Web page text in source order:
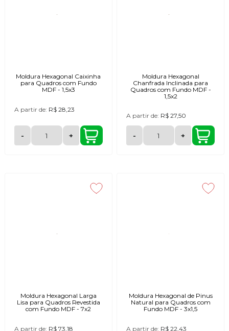
Moldura Hexagonal Caixinha
para Quadros com Fundo
MDF - 1,5x3
A partir de: R$ 28,23
- +
Moldura Hexagonal
Chanfrada Inclinada para
Quadros com Fundo MDF -
1,5x2
A partir de: R$ 27,50
- +
Moldura Hexagonal Larga
Lisa para Quadros Revestida
com Fundo MDF - 7x2
A partir de: R$ 73,18
Moldura Hexagonal de Pinus
Natural para Quadros com
Fundo MDF - 3x1,5
A partir de: R$ 22,43